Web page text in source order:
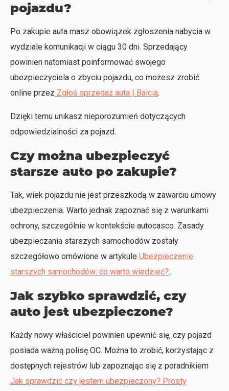
pojazdu?
Po zakupie auta masz obowiązek zgłoszenia nabycia w
wydziale komunikacji w ciągu 30 dni. Sprzedający
powinien natomiast poinformować swojego
ubezpieczyciela o zbyciu pojazdu, co możesz zrobić
online przez Zgłoś sprzedaż auta | Balcia.
Dzięki temu unikasz nieporozumień dotyczących
odpowiedzialności za pojazd.
Czy można ubezpieczyć
starsze auto po zakupie?
Tak, wiek pojazdu nie jest przeszkodą w zawarciu umowy
ubezpieczenia. Warto jednak zapoznać się z warunkami
ochrony, szczególnie w kontekście autocasco. Zasady
ubezpieczania starszych samochodów zostały
szczegółowo omówione w artykule Ubezpieczenie
starszych samochodów: co warto wiedzieć?.
Jak szybko sprawdzić, czy
auto jest ubezpieczone?
Każdy nowy właściciel powinien upewnić się, czy pojazd
posiada ważną polisę OC. Można to zrobić, korzystając z
dostępnych rejestrów lub zapoznając się z poradnikiem
Jak sprawdzić czy jestem ubezpieczony? Prosty